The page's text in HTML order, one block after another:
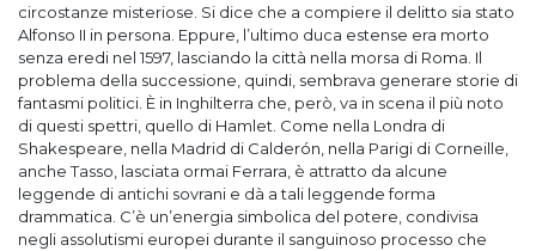
circostanze misteriose. Si dice che a compiere il delitto sia stato
Alfonso II in persona. Eppure, l’ultimo duca estense era morto
senza eredi nel 1597, lasciando la città nella morsa di Roma. Il
problema della successione, quindi, sembrava generare storie di
fantasmi politici. È in Inghilterra che, però, va in scena il più noto
di questi spettri, quello di Hamlet. Come nella Londra di
Shakespeare, nella Madrid di Calderón, nella Parigi di Corneille,
anche Tasso, lasciata ormai Ferrara, è attratto da alcune
leggende di antichi sovrani e dà a tali leggende forma
drammatica. C’è un’energia simbolica del potere, condivisa
negli assolutismi europei durante il sanguinoso processo che